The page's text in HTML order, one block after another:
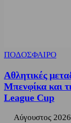
ΠΟΔΟΣΦΑΙΡΟ
Αθλητικές
Μπενφίκα και
League Cup
Αύγουστος 2026